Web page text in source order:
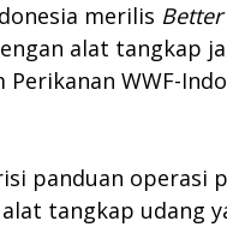
merilis
alat tangkap
WWF-
panduan operasi
tangkap udang